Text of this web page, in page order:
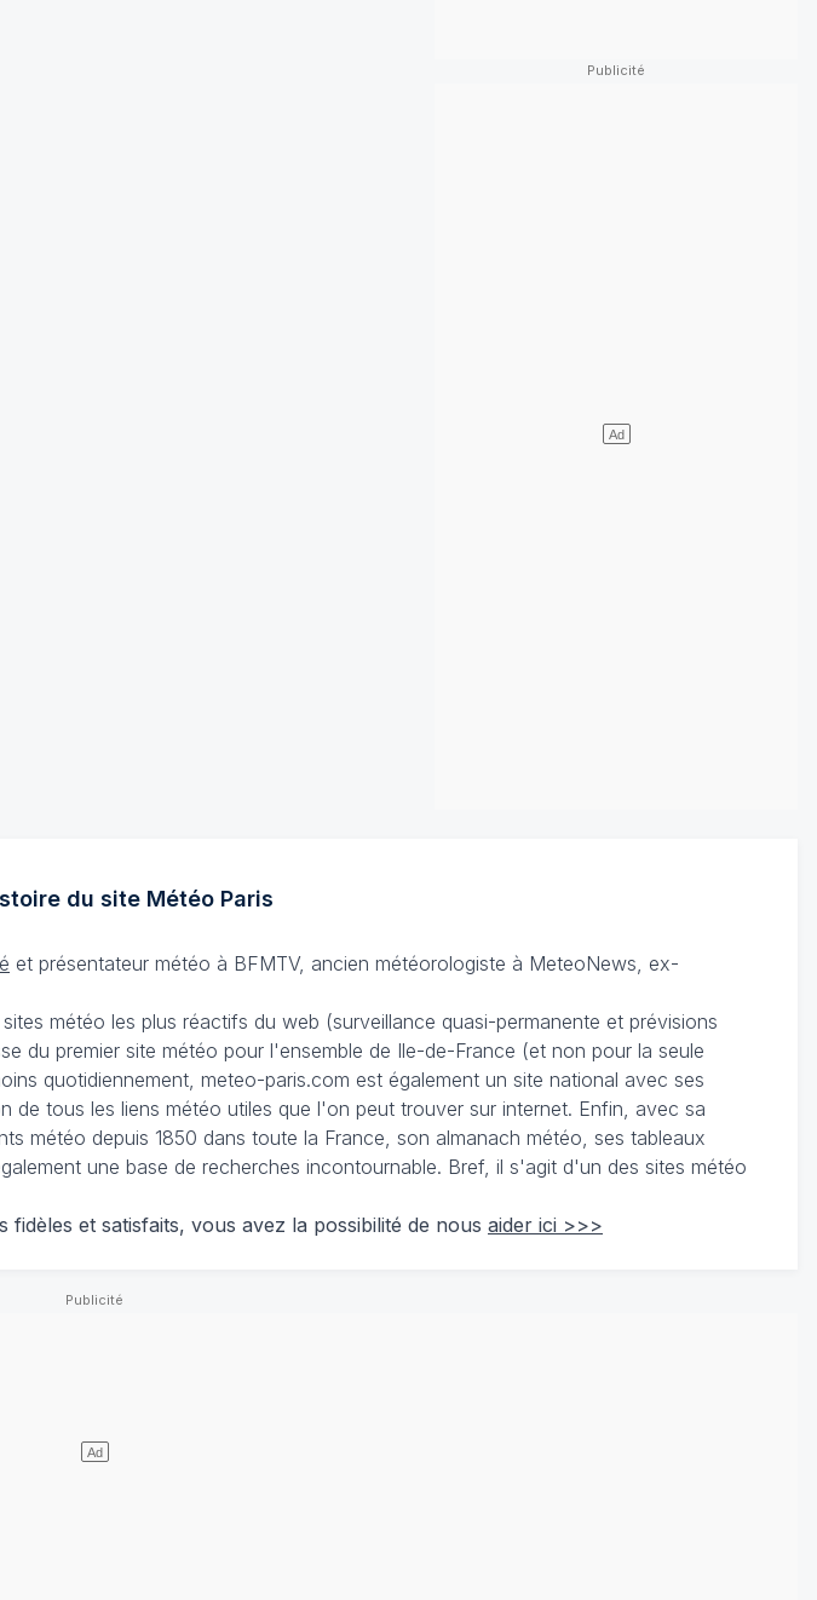
du site MétéoParis
et présentateur météo à BFMTV, ancien météorologiste à MeteoNews, ex-
météo les plus réactifs du web (surveillance quasi-permanente et prévisions
du premier site météo pour l'ensemble de Ile-de-France (et non pour la seule
quotidiennement, meteo-paris.com est également un site national avec ses
de tous les liens météo utiles que l'on peut trouver sur internet. Enfin, avec sa
météo depuis 1850 dans toute la France, son almanach météo, ses tableaux
une base de recherches incontournable. Bref, il s'agit d'un des sites météo
et satisfaits, vous avez la possibilité de nous aider ici >>>